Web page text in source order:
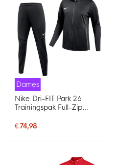
Dames
Nike Dri-FIT Park 26
Trainingspak Full-Zip
€ 74,98